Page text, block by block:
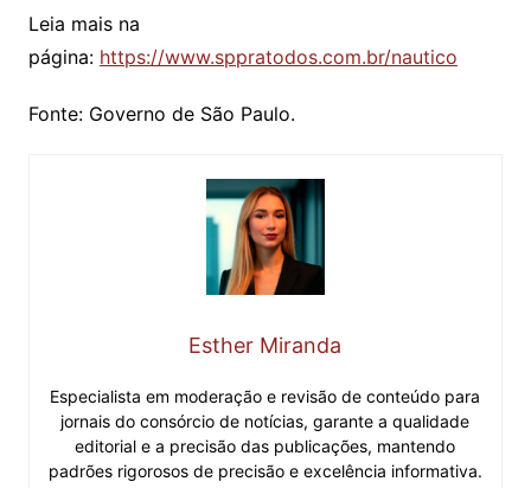
Leia mais na
página: https://www.sppratodos.com.br/nautico
Fonte: Governo de São Paulo.
Esther Miranda
Especialista em moderação e revisão de conteúdo para
jornais do consórcio de notícias, garante a qualidade
editorial e a precisão das publicações, mantendo
padrões rigorosos de precisão e excelência informativa.